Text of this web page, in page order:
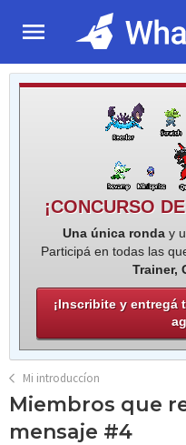
¡CONCURSO
Una única ronday
Participá en todas las
Trainer,
¡Inscribite y entregá
Mi introduccíon
Miembros que
mensaje #4